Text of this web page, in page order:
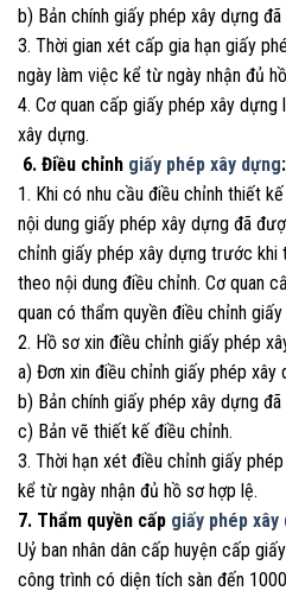
b) Bản chính giấy phép xây dựng
3. Thời gian xét cấp gia hạn giấy
ngày làm việc kể từ ngày nhận đủ
4. Cơ quan cấp giấy phép xây dựng
xây dựng.
6. Điều chỉnh giấy phép xây dựng:
1. Khi có nhu cầu điều chỉnh thiết
nội dung giấy phép xây dựng đã
chỉnh giấy phép xây dựng trước khi
theo nội dung điều chỉnh. Cơ quan
quan có thẩm quyền điều chỉnh
2. Hồ sơ xin điều chỉnh giấy phép
a) Đơn xin điều chỉnh giấy phép xây
b) Bản chính giấy phép xây dựng
c) Bản vẽ thiết kế điều chỉnh.
3. Thời hạn xét điều chỉnh giấy
kể từ ngày nhận đủ hồ sơ hợp lệ.
7. Thẩm quyền cấp giấy phép xây
Uỷ ban nhân dân cấp huyện cấp
công trình có diện tích sàn đến